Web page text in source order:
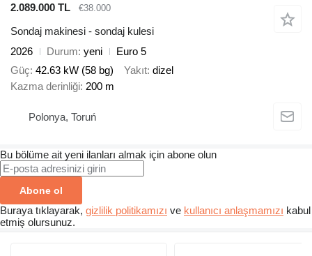
2.089.000 TL
€38.000
Sondaj makinesi - sondaj kulesi
2026
Durum yeni
Euro 5
Güç 42.63 kW (58 bg) Yakıt dizel
Kazma derinliği 200 m
Polonya, Toruń
Bu bölüme ait yeni ilanları almak için abone olun
Abone ol
Buraya tıklayarak, gizlilik politikamızı ve kullanıcı anlaşmamızı kabul
etmiş olursunuz.